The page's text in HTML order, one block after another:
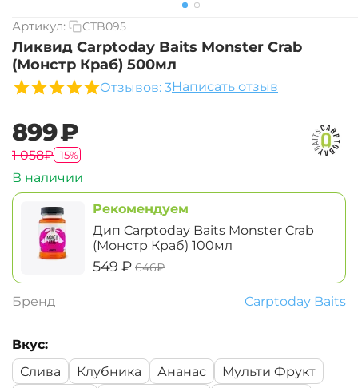
Артикул: CTB095
Ликвид Carptoday Baits Monster Crab
(Монстр Краб) 500мл
Отзывов: 3Написать отзыв
‍899‍₽
‍1 058‍₽-15%
В наличии
Рекомендуем
Дип Carptoday Baits Monster Crab
(Монстр Краб) 100мл
‍549‍ ₽ ‍646‍₽
Бренд Carptoday Baits
Вкус:
Слива
Клубника Ананас Мульти Фрукт